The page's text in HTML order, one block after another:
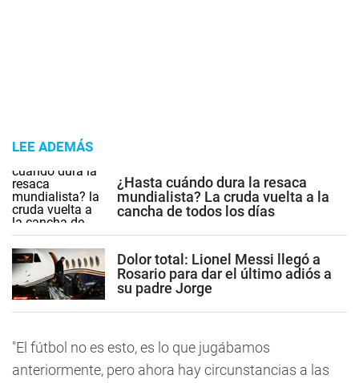
LEE ADEMÁS
¿Hasta cuándo dura la resaca
mundialista? La cruda vuelta a la
cancha de todos los días
Dolor total: Lionel Messi llegó a
Rosario para dar el último adiós a
su padre Jorge
"El fútbol no es esto, es lo que jugábamos
anteriormente, pero ahora hay circunstancias a las